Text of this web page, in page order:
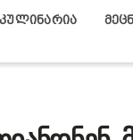
ᲙᲣᲚᲘᲜᲐᲠᲘᲐ